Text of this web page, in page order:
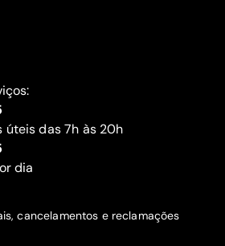
úteis das 7h às 20h
dia
cancelamentos e reclamações